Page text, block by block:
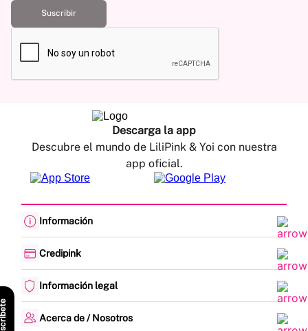
Suscribir
Descarga la app
Descubre el mundo de LiliPink & Yoi con nuestra
app oficial.
Información
Política de envíos
Centro de Ayuda
Preguntas frecuentes
Encuesta de Satisfacción
Credipink
Paga aquí tu Credi-Pink
Actualización de datos
Información legal
Política de tratamiento de datos personales
Acerca de / Nosotros